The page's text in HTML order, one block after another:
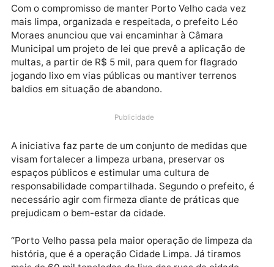
Com o compromisso de manter Porto Velho cada vez
mais limpa, organizada e respeitada, o prefeito Léo
Moraes anunciou que vai encaminhar à Câmara
multas, a partir de R$ 5 mil, para quem for flagrado
baldios em situação de abandono.
Publicidade
A iniciativa faz parte de um conjunto de medidas que
espaços públicos e estimular uma cultura de
responsabilidade compartilhada. Segundo o